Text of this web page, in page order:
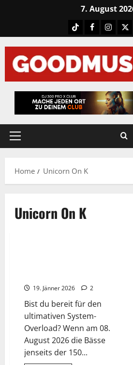
7. August
TiktokFacebookX
Primary
Home Unicorn On K
Unicorn On K
19. Jänner 2026 2
Bist du bereit für den
ultimativen System-
Overload? Wenn am 08.
August 2026 die Bässe
jenseits der 150...